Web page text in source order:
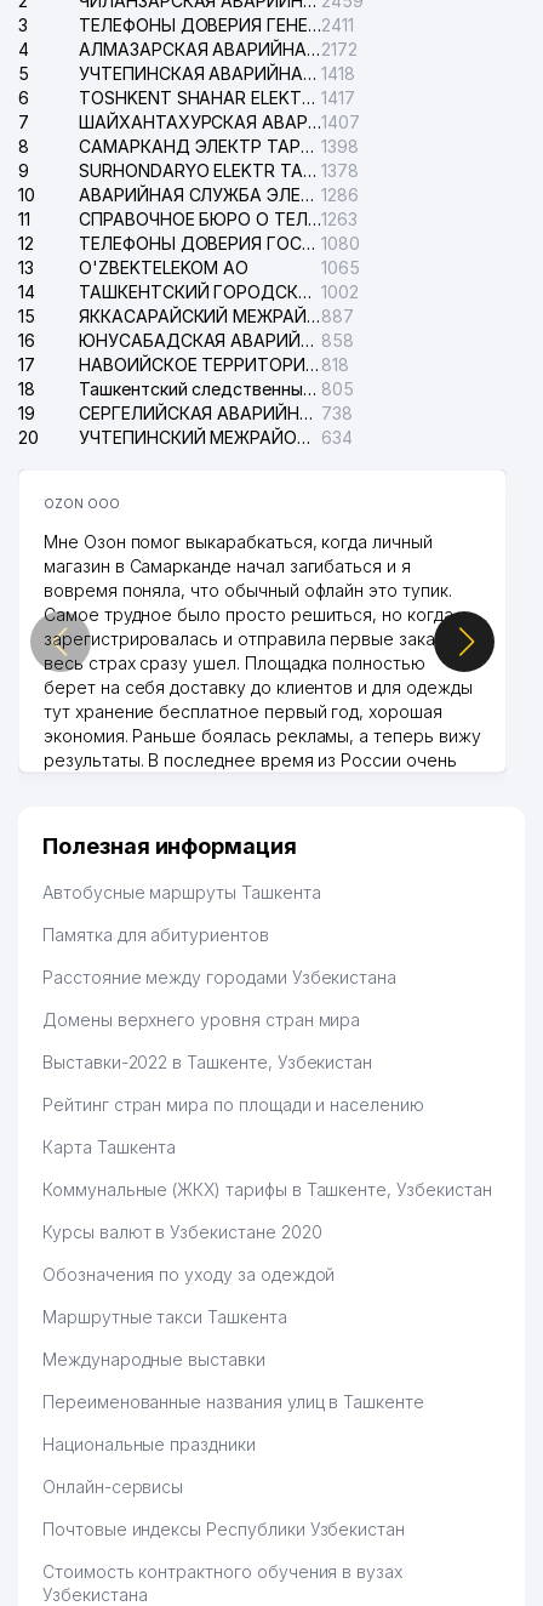
3
ТЕЛЕФОНЫ ДОВЕРИЯ ГЕНЕРАЛЬНОЙ ПРОКУРАТУРЫ РЕСПУБЛИКИ УЗБЕКИСТАН2411
4
АЛМАЗАРСКАЯ АВАРИЙНАЯ СЛУЖБА ЭЛЕКТРОСЕТИ2172
5
УЧТЕПИНСКАЯ АВАРИЙНАЯ СЛУЖБА ЭЛЕКТРОСЕТИ 1418
6
TOSHKENT SHAHAR ELEKTR TARMOQLARI KORXONASI АО 1417
7
ШАЙХАНТАХУРСКАЯ АВАРИЙНАЯ СЛУЖБА ЭЛЕКТРОСЕТИ1407
8
САМАРКАНД ЭЛЕКТР ТАРМОКЛАРИ АО 1398
9
SURHONDARYO ELEKTR TARMOKLARI АО 1378
10
АВАРИЙНАЯ СЛУЖБА ЭЛЕКТРОСЕТИ ТАШКЕНТСКОГО РАЙОНА 1286
11
СПРАВОЧНОЕ БЮРО О ТЕЛЕФОНАХ ОРГАНИЗАЦИЙ г. ТАШКЕНТА1263
12
ТЕЛЕФОНЫ ДОВЕРИЯ ГОСУДАРСТВЕННОГО ЦЕНТРА ТЕСТИРОВАНИЯ 1080
13
O'ZBEKTELEKOM АО
1065
14
ТАШКЕНТСКИЙ ГОРОДСКОЙ СУД ПО ГРАЖДАНСКИМ ДЕЛАМ 1002
15
ЯККАСАРАЙСКИЙ МЕЖРАЙОННЫЙ СУД ПО ГРАЖДАНСКИМ ДЕЛАМ887
16
ЮНУСАБАДСКАЯ АВАРИЙНАЯ СЛУЖБА ЭЛЕКТРОСЕТИ 858
17
НАВОИЙСКОЕ ТЕРРИТОРИАЛЬНОЕ ПРЕДПРИЯТИЕ ЭЛЕКТРОСЕТИ АО 818
18
Ташкентский следственный изолятор 805
19
СЕРГЕЛИЙСКАЯ АВАРИЙНАЯ СЛУЖБА ЭЛЕКТРОСЕТИ 738
20
УЧТЕПИНСКИЙ МЕЖРАЙОННЫЙ СУД ПО ГРАЖДАНСКИМ ДЕЛАМ 634
OZON ООО
Мне Озон помог выкарабкаться, когда личный
магазин в Самарканде начал загибаться и я
вовремя поняла, что обычный офлайн это тупик.
Самое трудное было просто решиться, но когда
зарегистрировалась и отправила первые заказы,
весь страх сразу ушел. Площадка полностью
берет на себя доставку до клиентов и для одежды
тут хранение бесплатное первый год, хорошая
экономия. Раньше боялась рекламы, а теперь вижу
результаты. В последнее время из России очень
Hamida 03.08.2026 12:45:39
Полезная информация
Автобусные маршруты Ташкента
Памятка для абитуриентов
Расстояние между городами Узбекистана
Домены верхнего уровня стран мира
Выставки-2022 в Ташкенте, Узбекистан
Рейтинг стран мира по площади и населению
Карта Ташкента
Коммунальные (ЖКХ) тарифы в Ташкенте, Узбекистан
Курсы валют в Узбекистане 2020
Обозначения по уходу за одеждой
Маршрутные такси Ташкента
Международные выставки
Переименованные названия улиц в Ташкенте
Национальные праздники
Онлайн-сервисы
Почтовые индексы Республики Узбекистан
Стоимость контрактного обучения в вузах
Узбекистана